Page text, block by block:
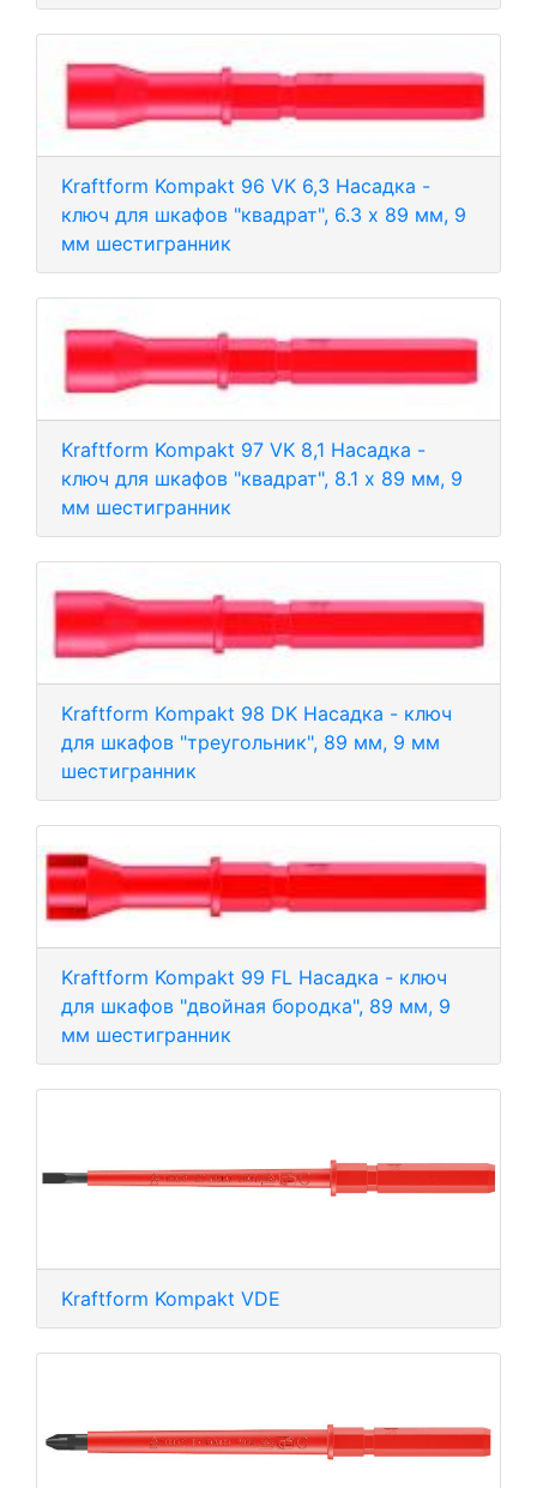
Kraftform Kompakt 96 VK 6,3 Насадка -
ключ для шкафов "квадрат", 6.3 x 89 мм, 9
мм шестигранник
Kraftform Kompakt 97 VK 8,1 Насадка -
ключ для шкафов "квадрат", 8.1 x 89 мм, 9
мм шестигранник
Kraftform Kompakt 98 DK Насадка - ключ
для шкафов "треугольник", 89 мм, 9 мм
шестигранник
Kraftform Kompakt 99 FL Насадка - ключ
для шкафов "двойная бородка", 89 мм, 9
мм шестигранник
Kraftform Kompakt VDE